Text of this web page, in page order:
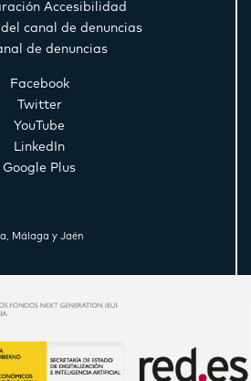
Accesibilidad
canal de denuncias
de denuncias
Facebook
Twitter
YouTube
LinkedIn
Google Plus
Málaga y Jaén